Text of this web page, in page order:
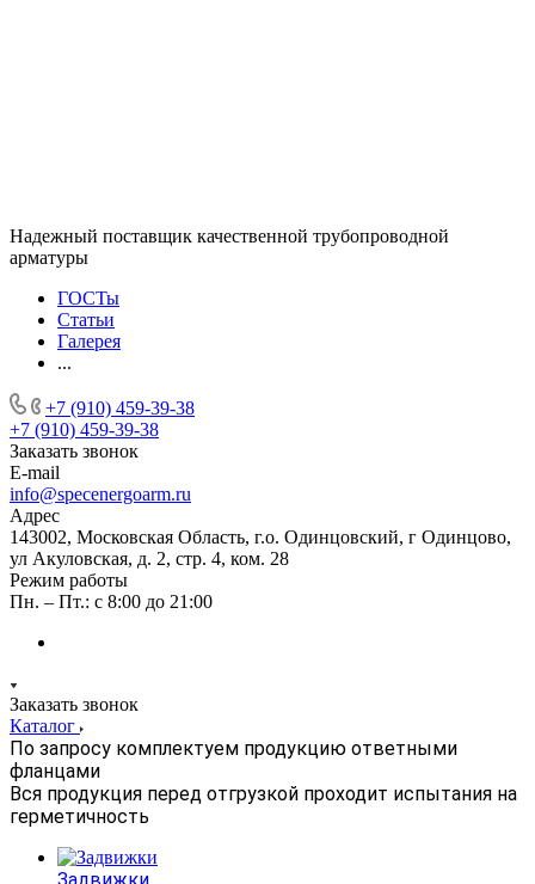
Надежный поставщик качественной трубопроводной
арматуры
ГОСТы
Статьи
Галерея
...
+7 (910) 459-39-38
+7 (910) 459-39-38
Заказать звонок
E-mail
info@specenergoarm.ru
Адрес
143002, Московская Область, г.о. Одинцовский, г Одинцово,
ул Акуловская, д. 2, стр. 4, ком. 28
Режим работы
Пн. – Пт.: с 8:00 до 21:00
Заказать звонок
Каталог
По запросу комплектуем продукцию ответными
фланцами
Вся продукция перед отгрузкой проходит испытания на
герметичность